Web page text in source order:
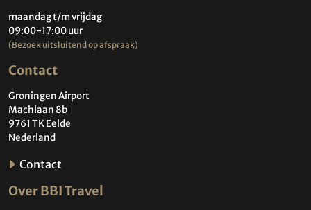
maandag t/m vrijdag
09:00-17:00 uur
(Bezoek uitsluitend op afspraak)
Contact
Groningen Airport
Machlaan 8b
9761 TK Eelde
Nederland
Contact
Over BBI Travel